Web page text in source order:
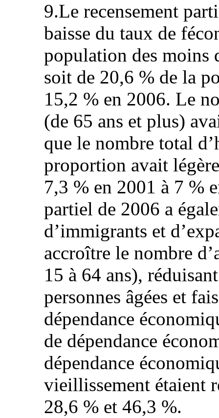
9.Le recensement
baisse du taux de
population des moins
soit de 20,6 % de la
15,2 % en 2006. Le
(de 65 ans et plus)
que le nombre total
proportion avait
7,3 % en 2001 à 7 %
partiel de 2006 a
d’immigrants et
accroître le nombre
15 à 64 ans),
personnes âgées et
dépendance
de dépendance
dépendance
vieillissement étaient
28,6 % et 46,3 %.